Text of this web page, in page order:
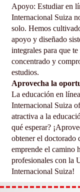
Apoyo: Estudiar en
Internacional Suiza
solo. Hemos
apoyo y diseñado
integrales para que te
concentrado y
estudios.
Aprovecha la
La educación en
Internacional Suiza
atractiva a la
qué esperar?
obtener el doctorado
emprende el camino
profesionales con la
Internacional Suiza!